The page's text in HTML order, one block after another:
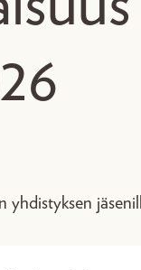
yhdistyksen